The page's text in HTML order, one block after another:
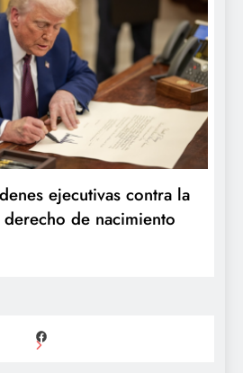
ejecutivas contra la
de nacimiento